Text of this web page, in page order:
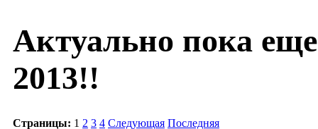
Актуально пока
2013!!
Страницы: 1 2 3 4 Следующая Последняя